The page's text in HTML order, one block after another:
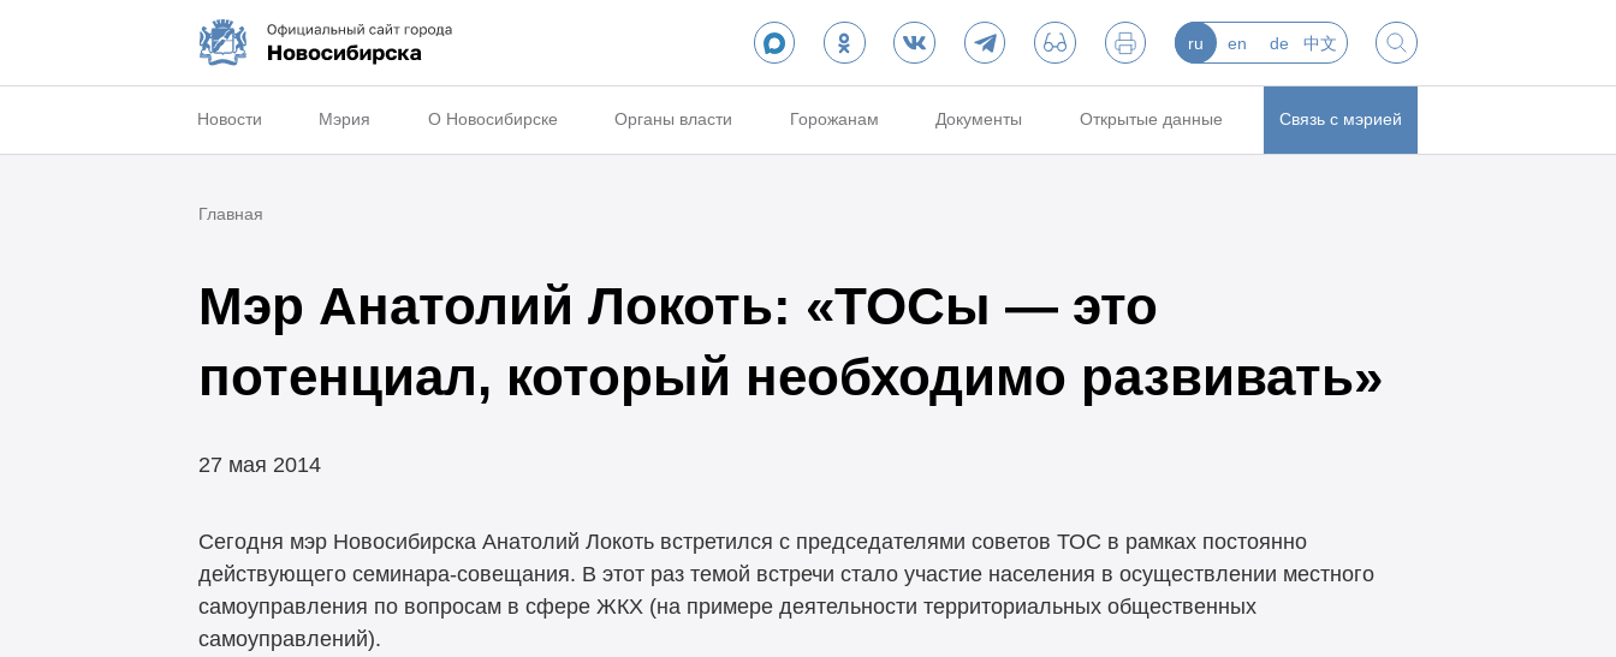
ru en de 中文
Новости Мэрия О Новосибирске Органы власти Горожанам Документы Открытые данные Связь с мэрией
Главная
Мэр Анатолий Локоть: «ТОСы — это
потенциал, который необходимо развивать»
27 мая 2014
Сегодня мэр Новосибирска Анатолий Локоть встретился с председателями советов ТОС в рамках постоянно
действующего семинара-совещания. В этот раз темой встречи стало участие населения в осуществлении местного
самоуправления по вопросам в сфере ЖКХ (на примере деятельности территориальных общественных
самоуправлений).